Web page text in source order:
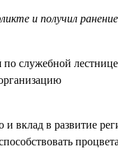
и получил
служебной
вклад в развитие